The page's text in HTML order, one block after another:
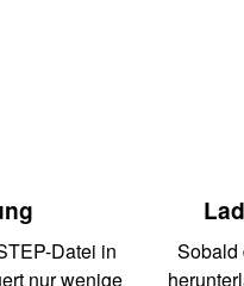
Datei in
nur wenige
Sobald